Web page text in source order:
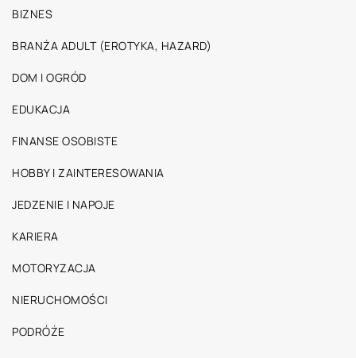
BIZNES
BRANŻA ADULT (EROTYKA, HAZARD)
DOM I OGRÓD
EDUKACJA
FINANSE OSOBISTE
HOBBY I ZAINTERESOWANIA
JEDZENIE I NAPOJE
KARIERA
MOTORYZACJA
NIERUCHOMOŚCI
PODRÓŻE